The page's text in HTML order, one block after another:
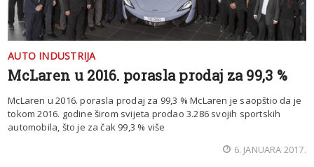
AUTO INDUSTRIJA
McLaren u 2016. porasla prodaj za 99,3 %
McLaren u 2016. porasla prodaj za 99,3 % McLaren je saopštio da je
tokom 2016. godine širom svijeta prodao 3.286 svojih sportskih
automobila, što je za čak 99,3 % više
6. JANUARA 2017.